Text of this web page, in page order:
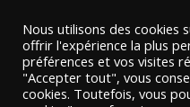
Nous utilisons des cookies
offrir l'expérience la plus
préférences et vos visites
"Accepter tout", vous
cookies. Toutefois, vous